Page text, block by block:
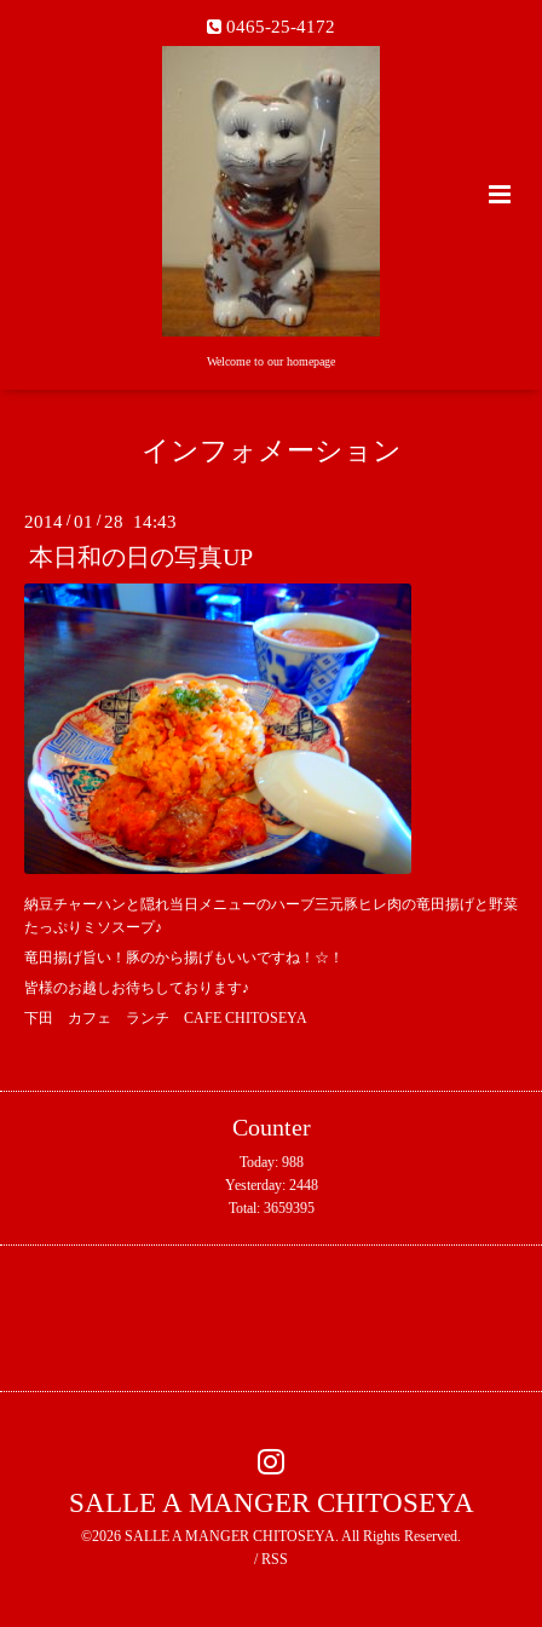
0465-25-4172
Welcome to our homepage
インフォメーション
2014 /01 / 28 14:43
本日和の日の写真UP
納豆チャーハンと隠れ当日メニューのハーブ三元豚ヒレ肉の竜田揚げと野菜
たっぷりミソスープ♪
竜田揚げ旨い！豚のから揚げもいいですね！☆！
皆様のお越しお待ちしております♪
下田 カフェ ランチ CAFE CHITOSEYA
Counter
Today: 988
Yesterday: 2448
Total: 3659395
SALLE A MANGER CHITOSEYA
©2026 SALLE A MANGER CHITOSEYA. All Rights Reserved.
/RSS